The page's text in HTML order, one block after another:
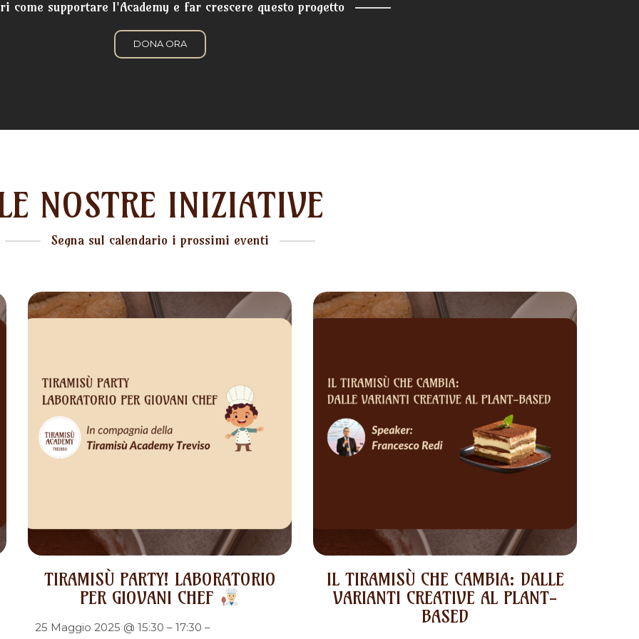
come supportare l'Academy e far crescere questo progetto
DONA ORA
NOSTRE INIZIATIVE
Segna sul calendario i prossimi eventi
TIRAMISÙ PARTY! LABORATORIO
PER GIOVANI CHEF
25 Maggio 2025 @ 15:30 – 17:30 –
IL TIRAMISÙ CHE CAMBIA: DALLE
VARIANTI CREATIVE AL PLANT-
BASED